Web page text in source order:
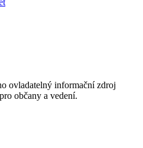
ovladatelný informační zdroj
občany a vedení.